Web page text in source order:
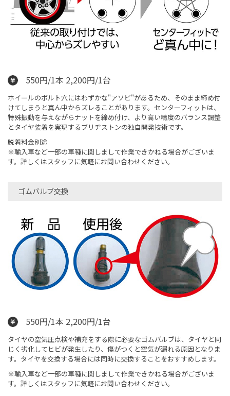
550円/1本 2,200円/1台
ホイールのボルト穴にはわずかな"アソビ"があるため、そのまま締め付
けてしまうと真ん中からズレることがあります。センターフィットは、
特殊振動を与えながらナットを締め付け、より高い精度のバランス調整
とタイヤ装着を実現するブリヂストンの独自開発技術です。
脱着料金別途
※輸入車など一部の車種に関しまして作業できかねる場合がございま
す。詳しくはスタッフに気軽にお問い合わせください。
ゴムバルブ交換
550円/1本 2,200円/1台
タイヤの空気圧点検や補充をする際に必要なゴムバルブは、タイヤと同
じく劣化してヒビが発生したり、傷がつくと空気が漏れる原因となりま
す。タイヤを交換する場合には同時に交換することをおすすめします。
※輸入車など一部の車種に関しまして作業できかねる場合がございま
す。詳しくはスタッフに気軽にお問い合わせください。